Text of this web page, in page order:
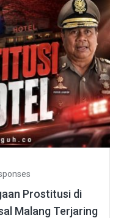
Prostitusi di
Malang Terjaring